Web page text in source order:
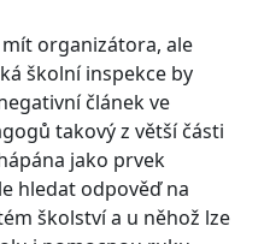
organizátora, ale
školní inspekce by
článek ve
takový z větší části
jako prvek
hledat odpověď na
školství a u něhož lze